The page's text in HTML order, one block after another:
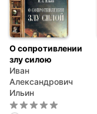
О сопротивлении
злу силою
Иван
Александрович
Ильин